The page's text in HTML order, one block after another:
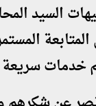
السيد
خدمات